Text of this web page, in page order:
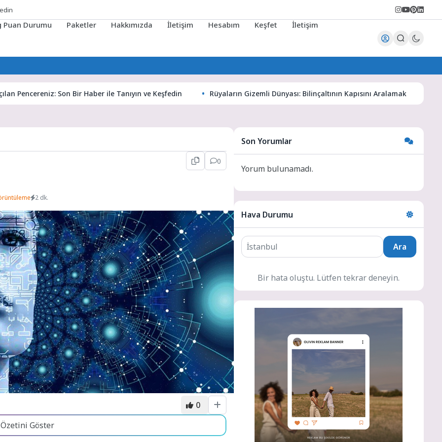
Puan Durumu Paketler Hakkımızda İletişim Hesabım Keşfet İletişim
Son Bir Haber ile Tanıyın ve Keşfedin Rüyaların Gizemli Dünyası: Bilinçaltının Kapısını Aralamak
0
2 dk.
0
Özetini Göster
Son Yorumlar
Yorum bulunamadı.
Hava Durumu
Ara
Bir hata oluştu. Lütfen tekrar deneyin.